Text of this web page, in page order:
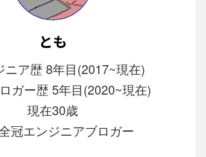
とも
ニア歴 8年目(2017~現在)
ガー歴 5年目(2020~現在)
現在30歳
冠エンジニアブロガー